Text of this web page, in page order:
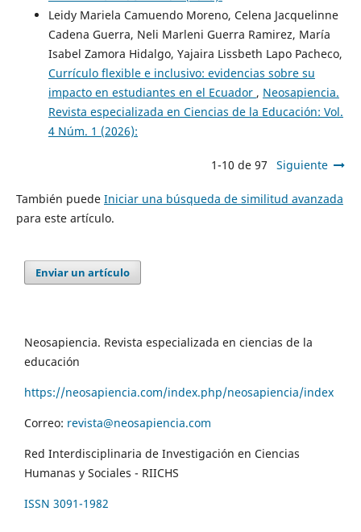
Leidy Mariela Camuendo Moreno, Celena Jacquelinne
Cadena Guerra, Neli Marleni Guerra Ramirez, María
Isabel Zamora Hidalgo, Yajaira Lissbeth Lapo Pacheco,
Currículo flexible e inclusivo: evidencias sobre su
impacto en estudiantes en el Ecuador , Neosapiencia.
Revista especializada en Ciencias de la Educación: Vol.
4 Núm. 1 (2026):
1-10 de 97 Siguiente
También puede Iniciar una búsqueda de similitud avanzada
para este artículo.
Enviar un artículo
Neosapiencia. Revista especializada en ciencias de la
educación
https://neosapiencia.com/index.php/neosapiencia/index
Correo: revista@neosapiencia.com
Red Interdisciplinaria de Investigación en Ciencias
Humanas y Sociales - RIICHS
ISSN 3091-1982